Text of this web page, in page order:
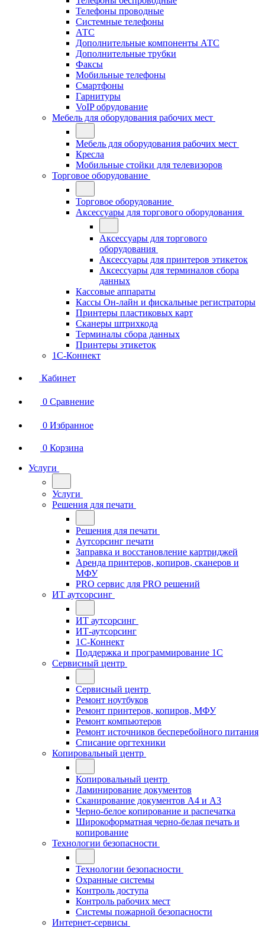
Телефоны проводные
Системные телефоны
АТС
Дополнительные компоненты АТС
Дополнительные трубки
Факсы
Мобильные телефоны
Смартфоны
Гарнитуры
VoIP обрудование
Мебель для оборудования рабочих мест
Мебель для оборудования рабочих мест
Кресла
Мобильные стойки для телевизоров
Торговое оборудование
Торговое оборудование
Аксессуары для торгового оборудования
Аксессуары для торгового
оборудования
Аксессуары для принтеров этикеток
Аксессуары для терминалов сбора
данных
Кассовые аппараты
Кассы Он-лайн и фискальные регистраторы
Принтеры пластиковых карт
Сканеры штрихкода
Терминалы сбора данных
Принтеры этикеток
1С-Коннект
Кабинет
0 Сравнение
0 Избранное
0 Корзина
Услуги
Услуги
Решения для печати
Решения для печати
Аутсорсинг печати
Заправка и восстановление картриджей
Аренда принтеров, копиров, сканеров и
МФУ
PRO сервис для PRO решений
ИТ аутсорсинг
ИТ аутсорсинг
ИТ-аутсорсинг
1С-Коннект
Поддержка и программирование 1С
Сервисный центр
Сервисный центр
Ремонт ноутбуков
Ремонт принтеров, копиров, МФУ
Ремонт компьютеров
Ремонт источников бесперебойного питания
Списание оргтехники
Копировальный центр
Копировальный центр
Ламинирование документов
Сканирование документов А4 и А3
Черно-белое копирование и распечатка
Широкоформатная черно-белая печать и
копирование
Технологии безопасности
Технологии безопасности
Охранные системы
Контроль доступа
Контроль рабочих мест
Системы пожарной безопасности
Интернет-сервисы